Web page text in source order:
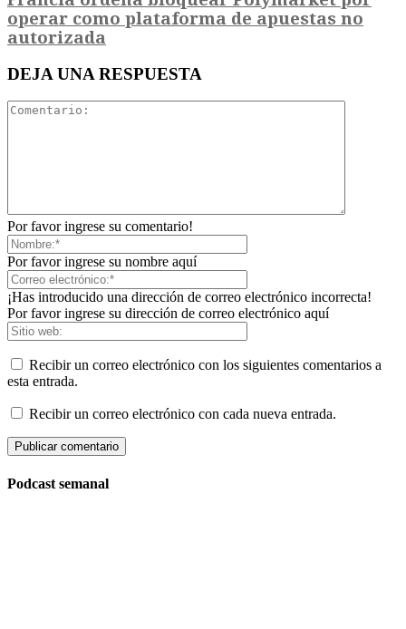
operar como plataforma de apuestas no
autorizada
DEJA UNA RESPUESTA
Por favor ingrese su comentario!
Por favor ingrese su nombre aquí
¡Has introducido una dirección de correo electrónico incorrecta!
Por favor ingrese su dirección de correo electrónico aquí
Recibir un correo electrónico con los siguientes comentarios a
esta entrada.
Recibir un correo electrónico con cada nueva entrada.
Podcast semanal